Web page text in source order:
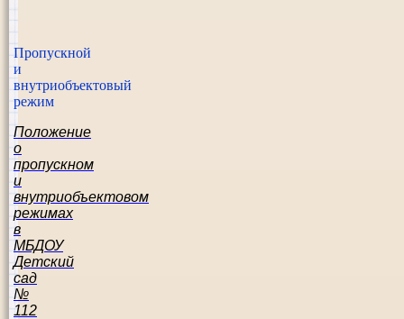
Пропускной
и
внутриобъектовый
режим
Положение
о
пропускном
и
внутриобъектовом
режимах
в
МБДОУ
Детский
сад
№
112